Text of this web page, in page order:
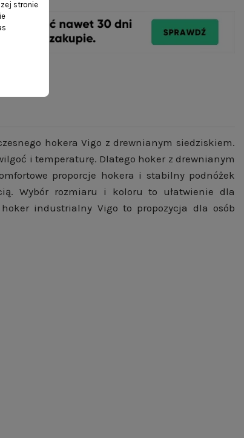
hokera Vigo z drewnianym siedziskiem.
i temperaturę. Dlatego hoker z drewnianym
proporcje hokera i stabilny podnóżek
Wybór rozmiaru i koloru to ułatwienie dla
industrialny Vigo to propozycja dla osób
stronie